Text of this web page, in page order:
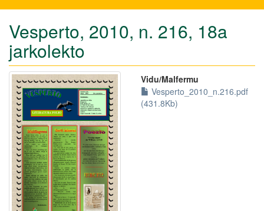
Vesperto, 2010, n. 216, 18a
jarkolekto
Vidu/Malfermu
Vesperto_2010_n.216.pdf
(431.8Kb)